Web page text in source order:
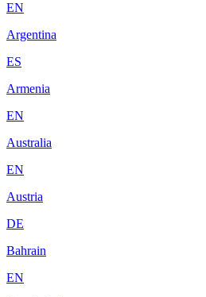
EN
Argentina
ES
Armenia
EN
Australia
EN
Austria
DE
Bahrain
EN